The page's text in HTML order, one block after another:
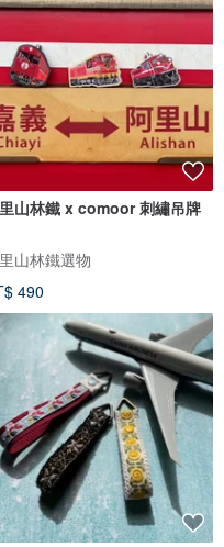
山林鐵 x comoor 刺繡吊牌
山林鐵選物
490